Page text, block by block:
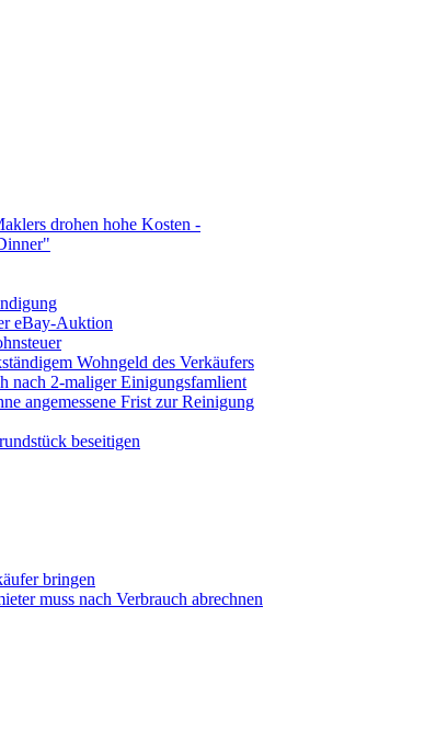
drohen hohe Kosten -
eBay-Auktion
Wohngeld des Verkäufers
nach 2-maliger Einigungsfamlient
angemessene Frist zur Reinigung
beseitigen
bringen
muss nach Verbrauch abrechnen